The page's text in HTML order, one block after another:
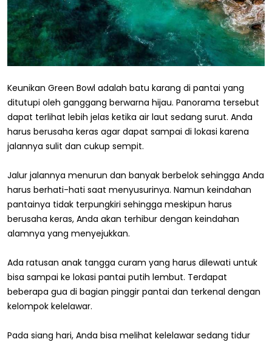
Keunikan Green Bowl adalah batu karang di pantai yang
ditutupi oleh ganggang berwarna hijau. Panorama tersebut
dapat terlihat lebih jelas ketika air laut sedang surut. Anda
harus berusaha keras agar dapat sampai di lokasi karena
jalannya sulit dan cukup sempit.
Jalur jalannya menurun dan banyak berbelok sehingga Anda
harus berhati-hati saat menyusurinya. Namun keindahan
pantainya tidak terpungkiri sehingga meskipun harus
berusaha keras, Anda akan terhibur dengan keindahan
alamnya yang menyejukkan.
Ada ratusan anak tangga curam yang harus dilewati untuk
bisa sampai ke lokasi pantai putih lembut. Terdapat
beberapa gua di bagian pinggir pantai dan terkenal dengan
kelompok kelelawar.
Pada siang hari, Anda bisa melihat kelelawar sedang tidur